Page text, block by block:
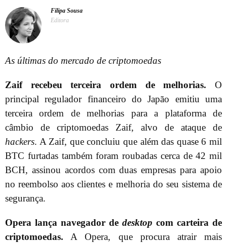
Filipa Sousa
Editora
As últimas do mercado de criptomoedas
Zaif recebeu terceira ordem de melhorias. O
principal regulador financeiro do Japão emitiu uma
terceira ordem de melhorias para a plataforma de
câmbio de criptomoedas Zaif, alvo de ataque de
hackers. A Zaif, que concluiu que além das quase 6 mil
BTC furtadas também foram roubadas cerca de 42 mil
BCH, assinou acordos com duas empresas para apoio
no reembolso aos clientes e melhoria do seu sistema de
segurança.
Opera lança navegador de desktop com carteira de
criptomoedas. A Opera, que procura atrair mais